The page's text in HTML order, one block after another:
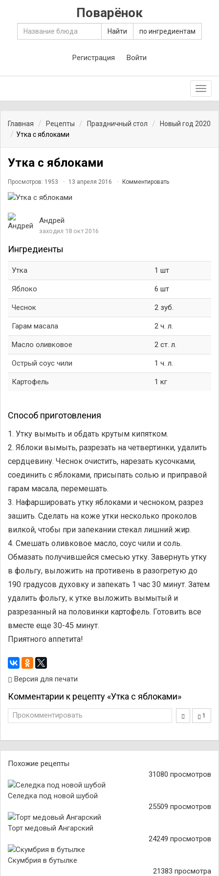
Поварёнок
Найти по ингредиентам
Регистрация Войти
Главная Рецепты Праздничный стол
Новый год 2020
Утка с яблоками
Утка с яблоками
Просмотров: 1953 13 апреля 2016 Комментировать
Андрей
заходил 18 окт 2016
Ингредиенты
Утка 1 шт
Яблоко 6 шт
Чеснок 2 зуб.
Гарам масала 2 ч. л.
Масло оливковое 2 ст. л.
Острый соус чили 1 ч. л.
Картофель 1 кг
Способ приготовления
1. Утку вымыть и обдать крутым кипятком.
2. Яблоки вымыть, разрезать на четвертинки, удалить
сердцевину. Чеснок очистить, нарезать кусочками,
соединить с яблоками, присыпать солью и приправой
гарам масала, перемешать.
3. Нафаршировать утку яблоками и чесноком, разрез
зашить. Сделать на коже утки несколько проколов
вилкой, чтобы при запекании стекал лишний жир.
4. Смешать оливковое масло, соус чили и соль.
Обмазать получившейся смесью утку. Завернуть утку
в фольгу, выложить на противень в разогретую до
190 градусов духовку и запекать 1 час 30 минут. Затем
удалить фольгу, к утке выложить вымытый и
разрезанный на половинки картофель. Готовить все
вместе еще 30-45 минут.
Приятного аппетита!
Версия для печати
Комментарии к рецепту «Утка с яблоками»
1
Прокомментировать
Похожие рецепты
31080 просмотров
Селедка под новой шубой
25509 просмотров
Торт медовый Ангарский
24249 просмотров
Скумбрия в бутылке
21383 просмотра